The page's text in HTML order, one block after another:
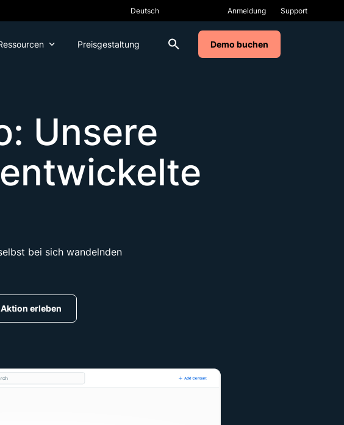
Anmeldung Support
Preisgestaltung Demo buchen
Unsere
bei sich wandelnden
erleben